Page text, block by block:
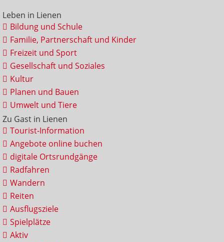
Leben in Lienen
Bildung und Schule
Familie, Partnerschaft und Kinder
Freizeit und Sport
Gesellschaft und Soziales
Kultur
Planen und Bauen
Umwelt und Tiere
Zu Gast in Lienen
Tourist-Information
Angebote online buchen
digitale Ortsrundgänge
Radfahren
Wandern
Reiten
Ausflugsziele
Spielplätze
Aktiv